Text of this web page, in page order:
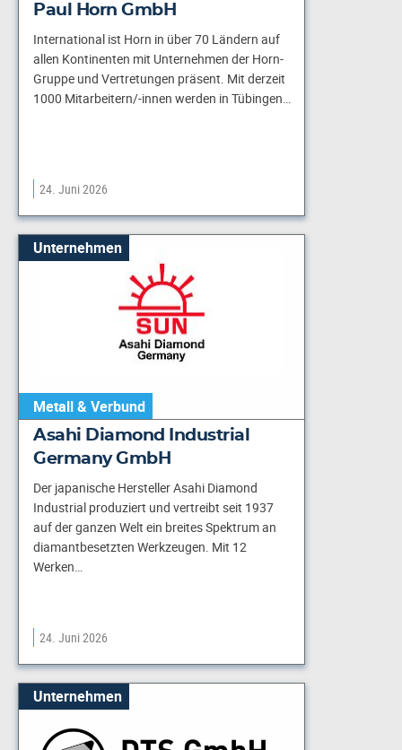
Paul Horn GmbH
International ist Horn in über 70 Ländern auf
allen Kontinenten mit Unternehmen der Horn-
Gruppe und Vertretungen präsent. Mit derzeit
1000 Mitarbeitern/-innen werden in Tübingen…
24. Juni 2026
Unternehmen
Metall & Verbund
Asahi Diamond Industrial
Germany GmbH
Der japanische Hersteller Asahi Diamond
Industrial produziert und vertreibt seit 1937
auf der ganzen Welt ein breites Spektrum an
diamantbesetzten Werkzeugen. Mit 12
Werken…
24. Juni 2026
Unternehmen